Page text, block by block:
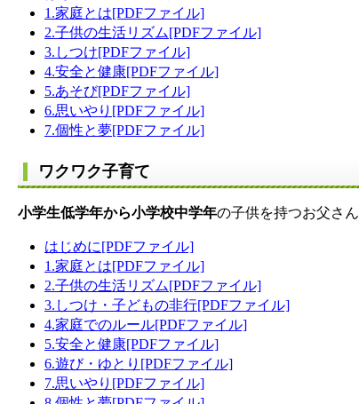
1.家庭とは[PDFファイル]
2.子供の生活リズム[PDFファイル]
3.しつけ[PDFファイル]
4.安全と健康[PDFファイル]
5.あそび[PDFファイル]
6.思いやり[PDFファイル]
7.個性と夢[PDFファイル]
ワクワク子育て
小学生低学年から小学校中学年の子供を持つお父さ
はじめに[PDFファイル]
1.家庭とは[PDFファイル]
2.子供の生活リズム[PDFファイル]
3.しつけ・子どもの非行[PDFファイル]
4.家庭でのルール[PDFファイル]
5.安全と健康[PDFファイル]
6.遊び・ゆとり[PDFファイル]
7.思いやり[PDFファイル]